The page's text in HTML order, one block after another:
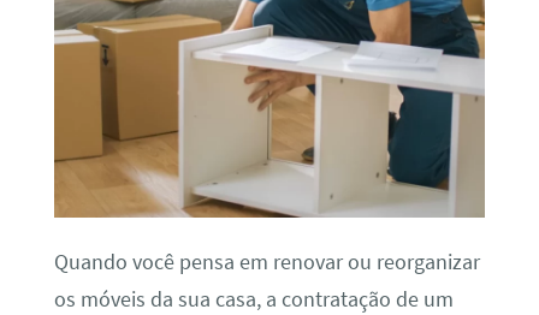
Quando você pensa em renovar ou reorganizar
os móveis da sua casa, a contratação de um